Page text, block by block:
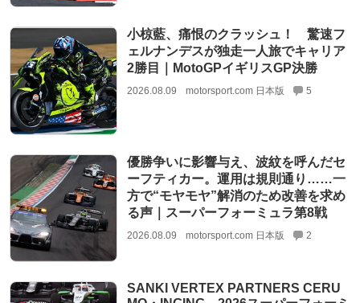
小椋藍、痛恨のクラッシュ！ 驚速フ
ェルナンデスが独走一人旅でキャリア
2勝目｜MotoGPイギリスGP決勝
2026.08.09 motorsport.com 日本版 5
優勝争いに影響与え、波紋を呼んだセ
ーフティカー。運用は規則通り……一
方で“モヤモヤ”解消のため改善を求め
る声｜スーパーフォーミュラ第8戦
2026.08.09 motorsport.com 日本版 2
SANKI VERTEX PARTNERS CERU